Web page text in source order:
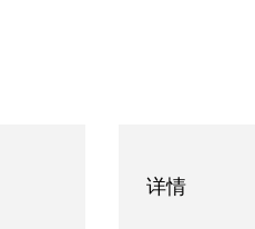
详情